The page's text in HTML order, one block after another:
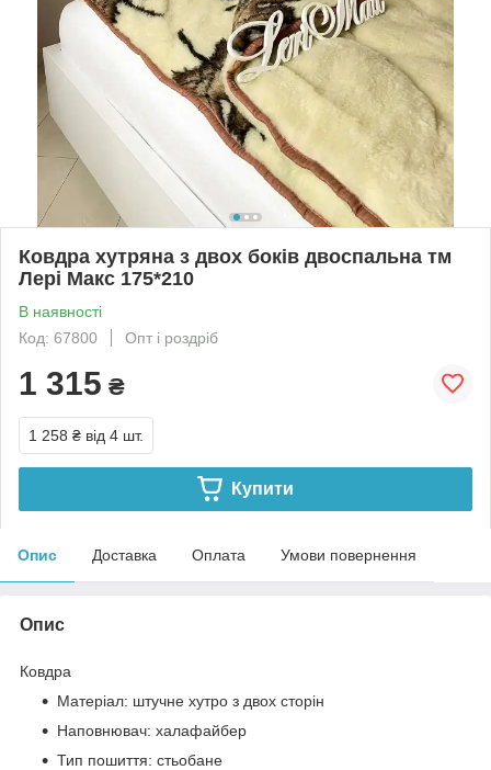
Ковдра хутряна з двох боків двоспальна тм
Лері Макс 175*210
В наявності
Код: 67800
Опт і роздріб
1 315 ₴
1 258 ₴ від 4 шт.
Купити
Опис Доставка Оплата Умови повернення
Опис
Ковдра
Матеріал: штучне хутро з двох сторін
Наповнювач: халафайбер
Тип пошиття: стьобане